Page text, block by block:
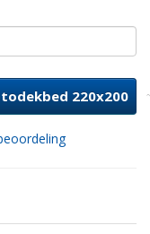
220x200